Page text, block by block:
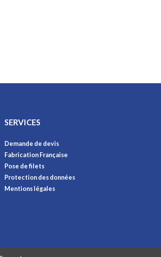
SERVICES
Demande de devis
Fabrication Française
Pose de filets
Protection des données
Mentions légales